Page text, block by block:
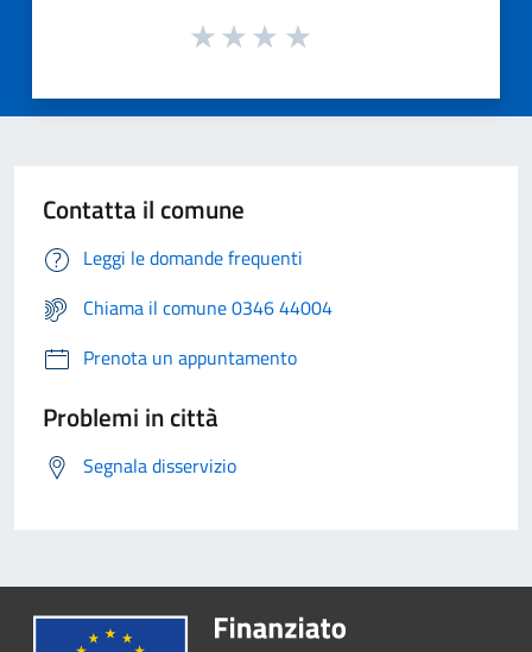
Contatta il comune
Leggi le domande frequenti
Chiama il comune 0346 44004
Prenota un appuntamento
Problemi in città
Segnala disservizio